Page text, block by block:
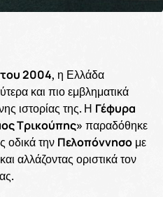
2004, η Ελλάδα
και πιο εμβληματικά
ιστορίας της. Η Γέφυρα
Τρικούπης» παραδόθηκε
οδικά την Πελοπόννησομε
και αλλάζοντας οριστικά τον